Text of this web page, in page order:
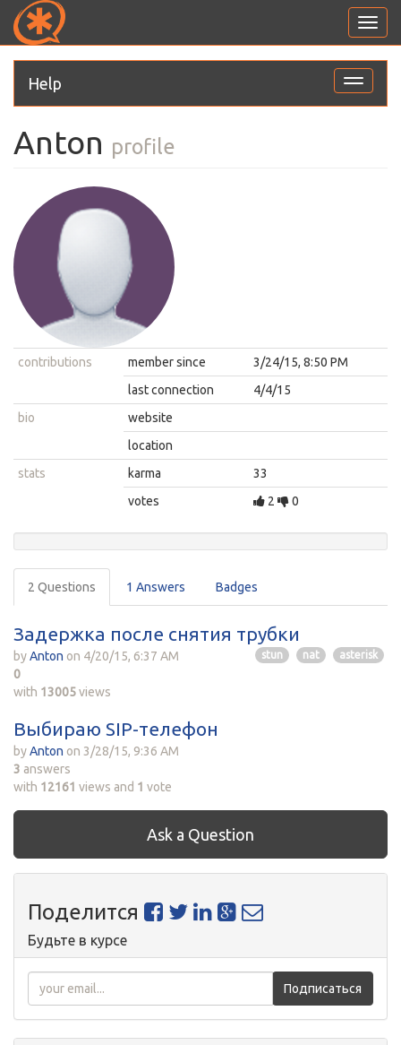
Toggle
Help
Anton profile
contributions member since
3/24/15, 8:50 PM
last connection
4/4/15
bio
website
location
stats
karma
33
votes
2 0
2 Questions 1 Answers Badges
Задержка после снятия трубки
asterisk
nat
stun
byAnton on 4/20/15, 6:37 AM
0
with 13005views
Выбираю SIP-телефон
byAnton on 3/28/15, 9:36 AM
3 answers
with 12161 views and 1 vote
Ask a Question
Поделится
Будьте в курсе
Подписаться